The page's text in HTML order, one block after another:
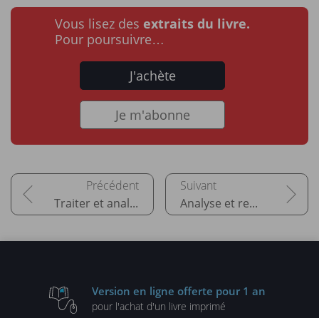
Vous lisez des extraits du livre.
Pour poursuivre…
J'achète
Je m'abonne
Traiter et analyser des données en temps réel Analyse et reporting d'entreprise
Version en ligne offerte pour 1 an
pour l'achat d'un livre imprimé